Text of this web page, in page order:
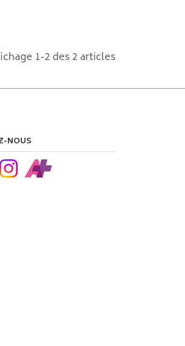
1-2 des 2 articles
NOUS